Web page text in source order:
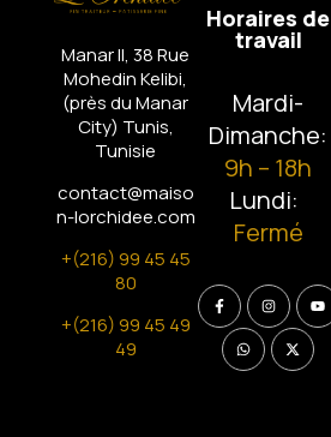
Manar II, 38 Rue
Mohedin Kelibi,
(près du Manar
City) Tunis,
Tunisie
contact@maiso
n-lorchidee.com
+(216) 99 45 45
80
+(216) 99 45 49
49
Horaires de
travail
Mardi-
Dimanche:
9h – 18h
Lundi:
Fermé